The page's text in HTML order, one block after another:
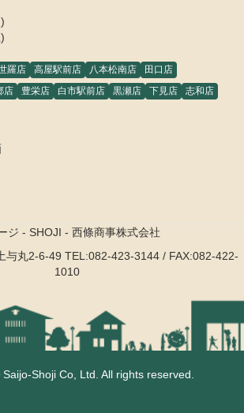
羅店 高屋駅前店 八本松南店
田口店
店 豊栄店 白市駅前店 黒瀬店 下見店
志和店
ジ - SHOJI - 西條商事株式会社
与丸2-6-49 TEL:082-423-3144 / FAX:082-422-
1010
Shoji Co, Ltd. All rights reserved.